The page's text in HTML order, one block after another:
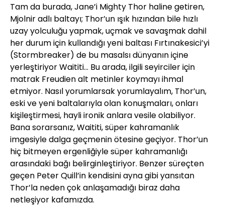
Tam da burada, Jane’i Mighty Thor haline getiren,
Mjolnir adlı baltayı; Thor’un ışık hızından bile hızlı
uzay yolculuğu yapmak, uçmak ve savaşmak dahil
her durum için kullandığı yeni baltası Fırtınakesici’yi
(Stormbreaker) de bu masalsı dünyanın içine
yerleştiriyor Waititi… Bu arada, ilgili seyirciler için
matrak Freudien alt metinler koymayı ihmal
etmiyor. Nasıl yorumlarsak yorumlayalım, Thor’un,
eski ve yeni baltalarıyla olan konuşmaları, onları
kişileştirmesi, hayli ironik anlara vesile olabiliyor.
Bana sorarsanız, Waititi, süper kahramanlık
imgesiyle dalga geçmenin ötesine geçiyor. Thor’un
hiç bitmeyen ergenliğiyle süper kahramanlığı
arasındaki bağı belirginleştiriyor. Benzer süreçten
geçen Peter Quill’in kendisini ayna gibi yansıtan
Thor’la neden çok anlaşamadığı biraz daha
netleşiyor kafamızda.